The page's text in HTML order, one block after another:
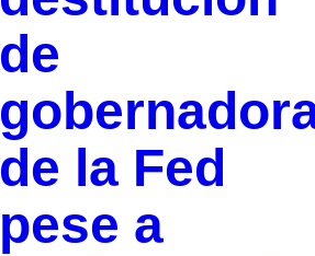
de
de la Fed
pese a